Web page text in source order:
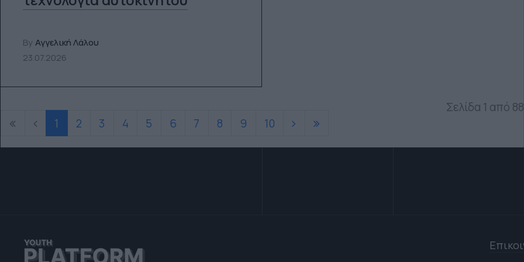
ByΑγγελική Λάλου
23.07.2026
Σελίδα 1 από 88
1
2 3 4 5 6 7 8 9 10